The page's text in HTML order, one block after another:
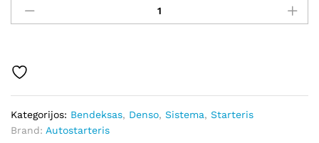
Autostarteris
Kategorijos: Bendeksas, Denso, Sistema, Starteris
Brand: Autostarteris